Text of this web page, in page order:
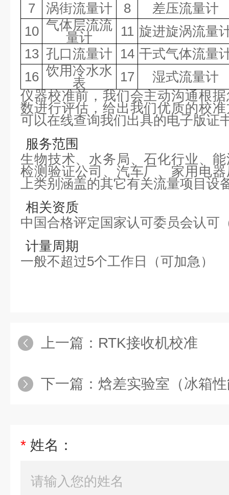
7
涡街流量计 8
差压流量计
10 气体层流流
量计
11 旋进旋涡流量
13 孔口流量计 14 干式气体流量
16 饮用冷水水
表
17
湿式流量计
仪器校准前，我们会主动沟通根
数进行评估，给出我们优质的校
可以在线查询我们出具的电子版证
服务范围
生物技术、水务局、石化行业、
检测验证公司、汽车厂、家用电
上类别涵盖的其它有关流量项目设
相关资质
中国合格评定国家认可委员会认可
计量周期
一般不超过5个工作日（可加急）
上一篇： RTK接收机校准
下一篇： 焓差实验室（冰箱
* 姓名：